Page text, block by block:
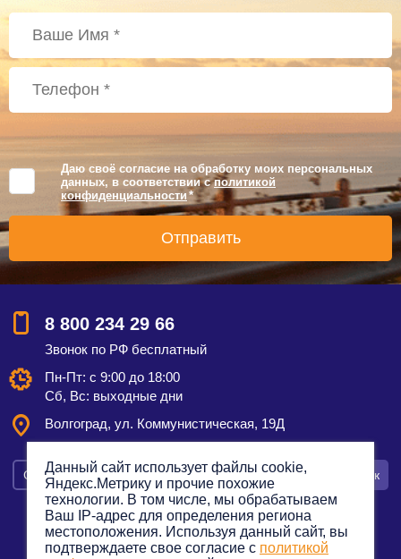
Даю своё согласие на обработку моих персональных
данных, в соответствии сполитикой
конфиденциальности *
8 800 234 29 66
Звонок по РФ бесплатный
Пн-Пт: с 9:00 до 18:00
Сб, Вс: выходные дни
Волгоград, ул. Коммунистическая, 19Д
Смотреть на карте Оставить заявку Заказать звонок
Данный сайт использует файлы cookie,
Яндекс.Метрику и прочие похожие
технологии. В том числе, мы обрабатываем
Ваш IP-адрес для определения региона
местоположения. Используя данный сайт, вы
подтверждаете свое согласие с политикой